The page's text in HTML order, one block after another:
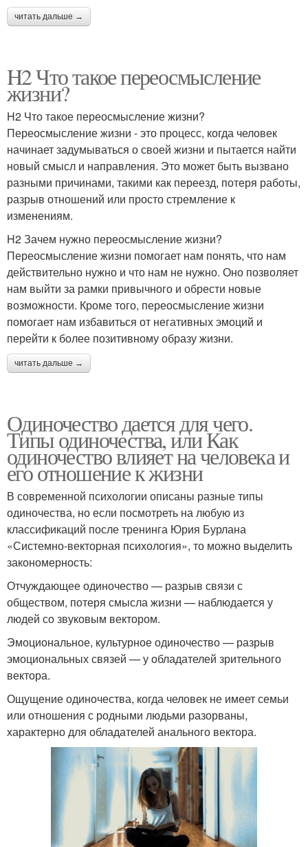
читать дальше →
H2 Что такое переосмысление
жизни?
H2 Что такое переосмысление жизни?
Переосмысление жизни - это процесс, когда человек
начинает задумываться о своей жизни и пытается найти
новый смысл и направления. Это может быть вызвано
разными причинами, такими как переезд, потеря работы,
разрыв отношений или просто стремление к
изменениям.
H2 Зачем нужно переосмысление жизни?
Переосмысление жизни помогает нам понять, что нам
действительно нужно и что нам не нужно. Оно позволяет
нам выйти за рамки привычного и обрести новые
возможности. Кроме того, переосмысление жизни
помогает нам избавиться от негативных эмоций и
перейти к более позитивному образу жизни.
читать дальше →
Одиночество дается для чего.
Типы одиночества, или Как
одиночество влияет на человека и
его отношение к жизни
В современной психологии описаны разные типы
одиночества, но если посмотреть на любую из
классификаций после тренинга Юрия Бурлана
«Системно-векторная психология», то можно выделить
закономерность:
Отчуждающее одиночество — разрыв связи с
обществом, потеря смысла жизни — наблюдается у
людей со звуковым вектором.
Эмоциональное, культурное одиночество — разрыв
эмоциональных связей — у обладателей зрительного
вектора.
Ощущение одиночества, когда человек не имеет семьи
или отношения с родными людьми разорваны,
характерно для обладателей анального вектора.